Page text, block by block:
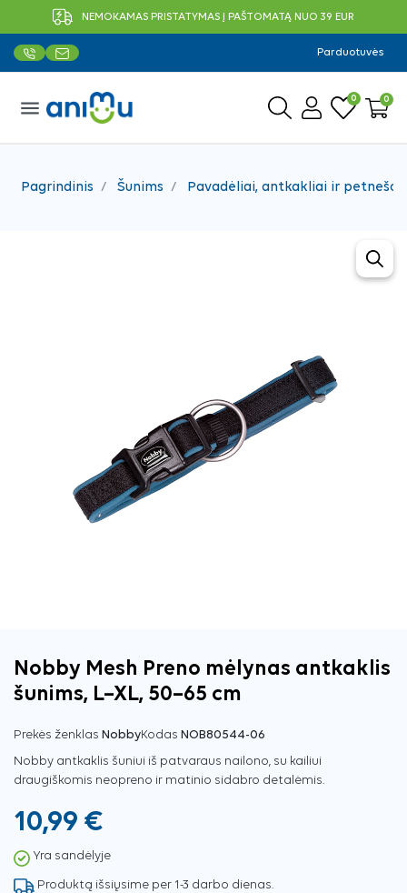
NEMOKAMAS PRISTATYMAS Į PAŠTOMATĄ NUO 39 EUR
Parduotuvės
menu 0 0
Pagrindinis Šunims Pavadėliai, antkakliai ir petnešos
Nobby Mesh Preno mėlynas antkaklis
šunims, L–XL, 50–65 cm
Prekės ženklas NobbyKodas NOB80544-06
Nobby antkaklis šuniui iš patvaraus nailono, su kailiui
draugiškomis neopreno ir matinio sidabro detalėmis.
10,99 €
Yra sandėlyje
Produktą išsiųsime per 1-3 darbo dienas.